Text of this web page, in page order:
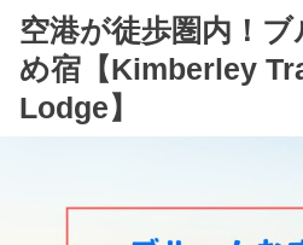
空港が徒歩圏内！
め宿【Kimberley
Lodge】